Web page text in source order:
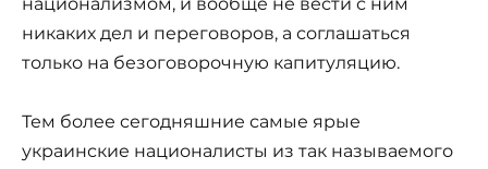
никаких дел и переговоров, а соглашаться
только на безоговорочную капитуляцию.
Тем более сегодняшние самые ярые
украинские националисты из так называемого